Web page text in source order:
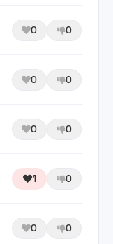
0 0
0 0
0 0
1 0
0 0